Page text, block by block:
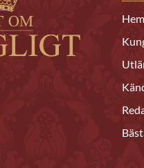
Hem